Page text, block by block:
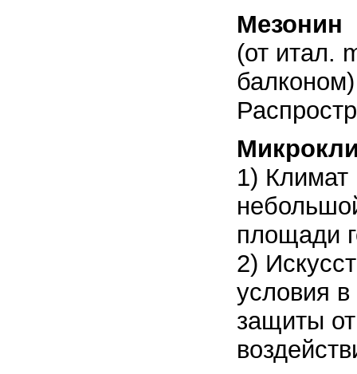
Мезонин
(от итал.
1) Климат
площади
2)
условия
защиты